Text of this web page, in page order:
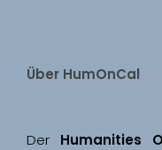
Über HumOnCal
Der